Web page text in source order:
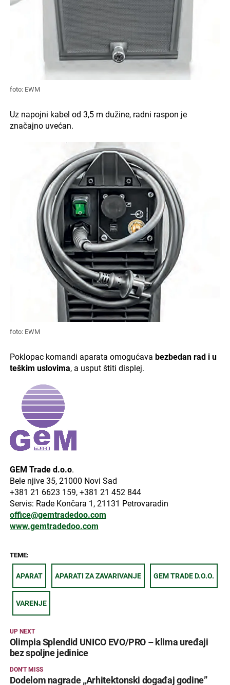
foto: EWM
Uz napojni kabel od 3,5 m dužine, radni raspon je
značajno uvećan.
foto: EWM
Poklopac komandi aparata omogućava bezbedan rad i u
teškim uslovima, a usput štiti displej.
GEM Trade d.o.o.
Bele njive 35, 21000 Novi Sad
+381 21 6623 159, +381 21 452 844
Servis: Rade Končara 1, 21131 Petrovaradin
office@gemtradedoo.com
www.gemtradedoo.com
TEME:
APARAT APARATI ZA ZAVARIVANJE GEM TRADE D.O.O.
VARENJE
UP NEXT
Olimpia Splendid UNICO EVO/PRO – klima uređaji
bez spoljne jedinice
DON'T MISS
Dodelom nagrade „Arhitektonski događaj godine”